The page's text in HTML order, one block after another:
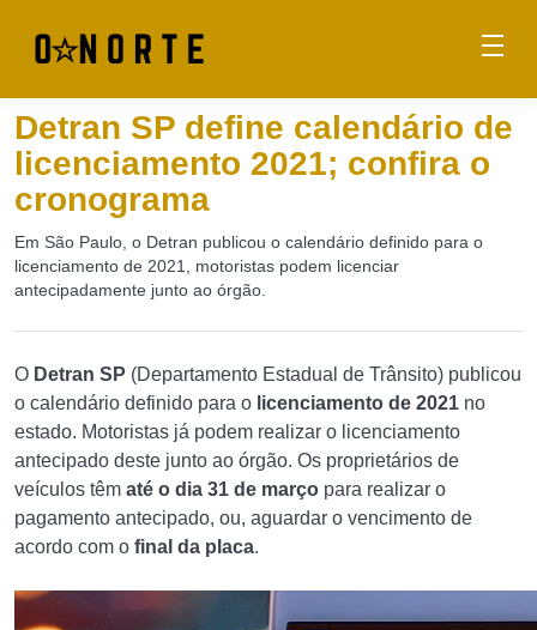
Detran SP define calendário de
licenciamento 2021; confira o
cronograma
Em São Paulo, o Detran publicou o calendário definido para o
licenciamento de 2021, motoristas podem licenciar
antecipadamente junto ao órgão.
O Detran SP (Departamento Estadual de Trânsito) publicou
o calendário definido para o licenciamento de 2021 no
estado. Motoristas já podem realizar o licenciamento
antecipado deste junto ao órgão. Os proprietários de
veículos têm até o dia 31 de março para realizar o
pagamento antecipado, ou, aguardar o vencimento de
acordo com o final da placa.